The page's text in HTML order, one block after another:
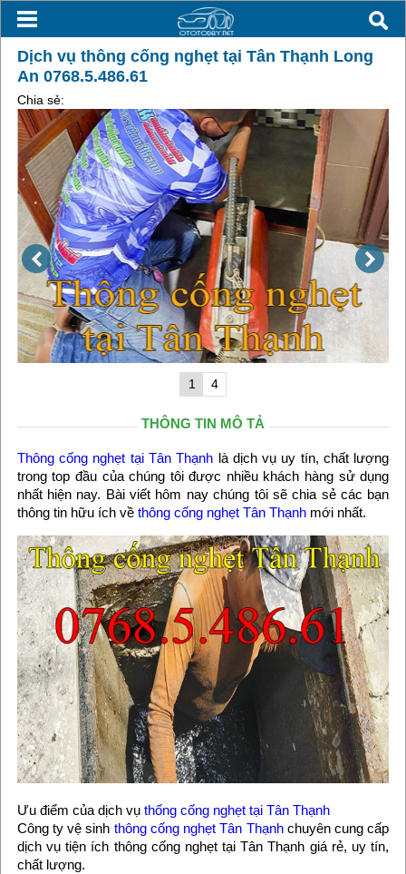
Dịch vụ thông cống nghẹt tại Tân Thạnh Long
An 0768.5.486.61
Chia sẻ:
1 4
THÔNG TIN MÔ TẢ
Thông cống nghẹt tại Tân Thạnh là dịch vụ uy tín, chất lượng
trong top đầu của chúng tôi được nhiều khách hàng sử dụng
nhất hiện nay. Bài viết hôm nay chúng tôi sẽ chia sẻ các bạn
thông tin hữu ích về thông cống nghẹt Tân Thạnhmới nhất.
Ưu điểm của dịch vụ thống cống nghẹt tại Tân Thạnh
Công ty vệ sinh thông cống nghẹt Tân Thạnhchuyên cung cấp
dịch vụ tiện ích thông cống nghẹt tại Tân Thạnh giá rẻ, uy tín,
chất lượng.